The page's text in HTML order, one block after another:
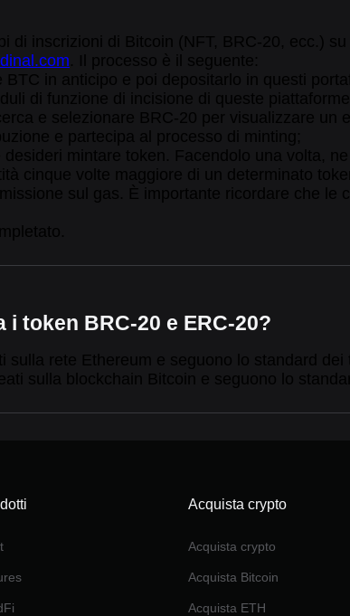
i token BRC-20 e ERC-20?
Acquista crypto
Acquista crypto
Acquista Bitcoin
Acquista ETH